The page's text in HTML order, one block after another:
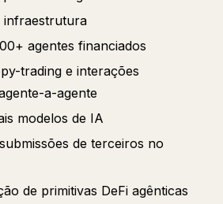
infraestrutura
agentes financiados
trading e interações
a-agente
modelos de IA
de terceiros no
de primitivas DeFi agênticas